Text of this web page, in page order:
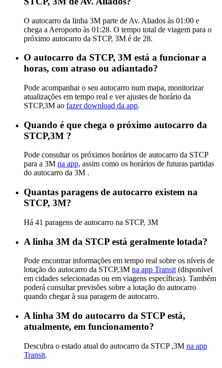
O autocarro da linha 3M parte de Av. Aliados às 01:00 e
chega a Aeroporto às 01:28. O tempo total de viagem para o
próximo autocarro da STCP, 3M é de 28.
O autocarro da STCP, 3M está a funcionar a
horas, com atraso ou adiantado?
Pode acompanhar o seu autocarro num mapa, monitorizar
atualizações em tempo real e ver ajustes de horário da
STCP,3M ao fazer download da app.
Quando é que chega o próximo autocarro da
STCP,3M ?
Pode consultar os próximos horários de autocarro da STCP
para a 3M na app, assim como os horários de futuras partidas
do autocarro da 3M .
Quantas paragens de autocarro existem na
STCP, 3M?
Há 41 paragens de autocarro na STCP, 3M
A linha 3M da STCP está geralmente lotada?
Pode encontrar informações em tempo real sobre os níveis de
lotação do autocarro da STCP,3M na app Transit (disponível
em cidades selecionadas ou em viagens específicas). Também
poderá consultar previsões sobre a lotação do autocarro
quando chegar à sua paragem de autocarro.
A linha 3M do autocarro da STCP está,
atualmente, em funcionamento?
Descubra o estado atual do autocarro da STCP ,3M na app
Transit.